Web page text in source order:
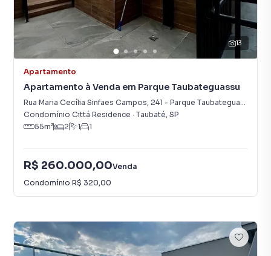
13
Apartamento
Apartamento à Venda em Parque Taubateguassu
Rua Maria Cecília Sinfaes Campos, 241 - Parque Taubateguassu
Condomínio Cittá Residence · Taubaté, SP
55m² 2 1 1
R$ 260.000,00Venda
Condomínio R$ 320,00